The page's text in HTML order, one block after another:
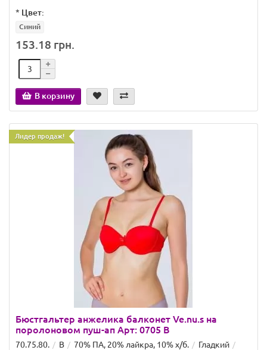
* Цвет:
Синий
153.18 грн.
В корзину
Лидер продаж!
Бюстгальтер анжелика балконет Ve.nu.s на
поролоновом пуш-ап Арт: 0705 B
70.75.80. B 70% ПА, 20% лайкра, 10% х/б.
Гладкий